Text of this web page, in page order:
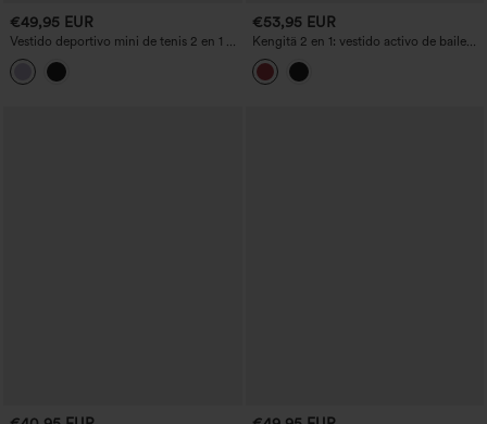
€49,95 EUR
Vestido deportivo mini de tenis 2 en 1 de
manga corta con escote con muesca y
bolsillo — Edición Easy Peezy
€53,95 EUR
Kengitä 2 en 1: vestido activo de baile
midi con bolsillos, contraste alto-bajo y
tejido de malla fluido